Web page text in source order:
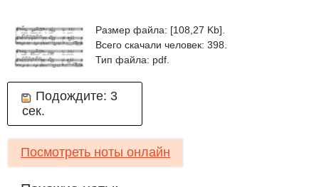
Размер файла: [108,27 Kb].
Всего скачали человек: 398.
Тип файла: pdf.
Подождите: 3
сек.
Посмотреть ноты онлайн